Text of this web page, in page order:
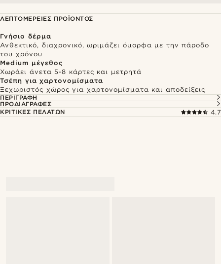
ΛΕΠΤΟΜΈΡΕΙΕΣ ΠΡΟΪΌΝΤΟΣ
Γνήσιο δέρμα
Ανθεκτικό, διαχρονικό, ωριμάζει όμορφα με την πάροδο
του χρόνου
Medium μέγεθος
Χωράει άνετα 5-8 κάρτες και μετρητά
Τσέπη για χαρτονομίσματα
Ξεχωριστός χώρος για χαρτονομίσματα και αποδείξεις
ΠΕΡΙΓΡΑΦΉ
ΠΡΟΔΙΑΓΡΑΦΈΣ
ΚΡΙΤΙΚΈΣ ΠΕΛΑΤΏΝ
4.7